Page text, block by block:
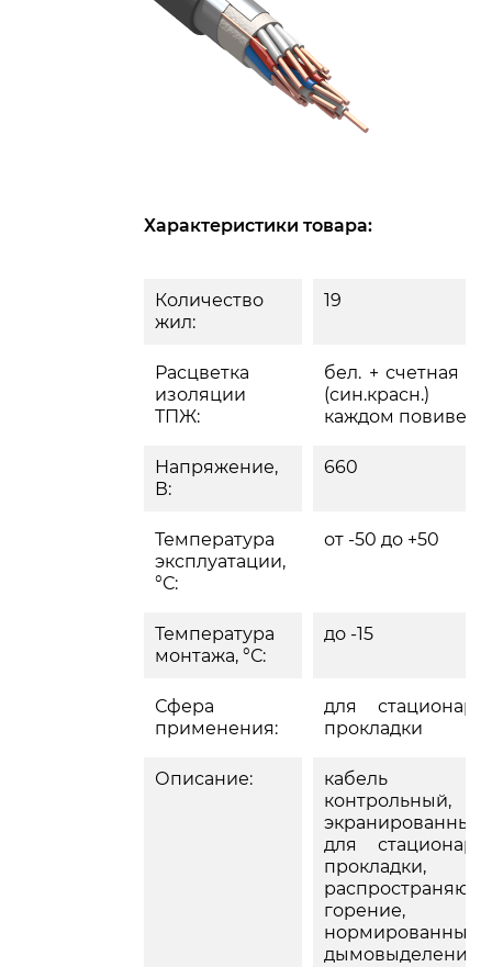
Характеристики товара:
Количество
жил:
19
Расцветка
изоляции
ТПЖ:
бел. + счетная
(син.красн.)
каждом повиве
Напряжение,
В:
660
Температура
эксплуатации,
°С:
от -50 до +50
Температура
монтажа, °С:
до -15
Сфера
применения:
для
прокладки
Описание:
кабель
контрольный,
экранированный,
для
прокладки,
горение,
нормированным